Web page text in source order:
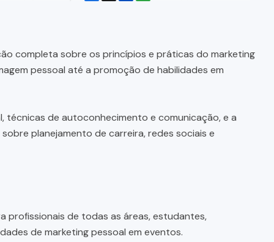
completa sobre os princípios e práticas do marketing
pessoal até a promoção de habilidades em
de autoconhecimento e comunicação, e a
planejamento de carreira, redes sociais e
profissionais de todas as áreas, estudantes,
de marketing pessoal em eventos.